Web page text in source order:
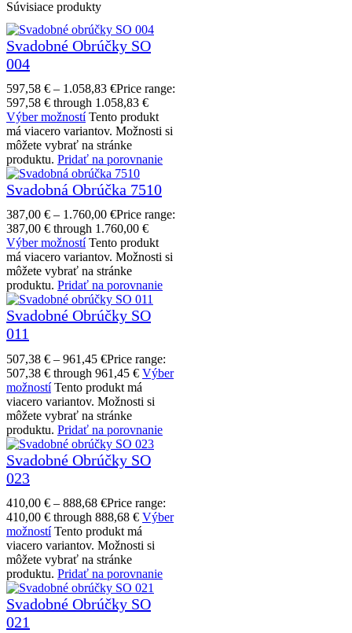
Súvisiace produkty
Svadobné Obrúčky SO
004
597,58 € – 1.058,83 €Price range:
597,58 € through 1.058,83 €
Výber možností Tento produkt
má viacero variantov. Možnosti si
môžete vybrať na stránke
produktu. Pridať na porovnanie
Svadobná Obrúčka 7510
387,00 € – 1.760,00 €Price range:
387,00 € through 1.760,00 €
Výber možností Tento produkt
má viacero variantov. Možnosti si
môžete vybrať na stránke
produktu. Pridať na porovnanie
Svadobné Obrúčky SO
011
507,38 € – 961,45 €Price range:
507,38 € through 961,45 € Výber
možností Tento produkt má
viacero variantov. Možnosti si
môžete vybrať na stránke
produktu. Pridať na porovnanie
Svadobné Obrúčky SO
023
410,00 € – 888,68 €Price range:
410,00 € through 888,68 € Výber
možností Tento produkt má
viacero variantov. Možnosti si
môžete vybrať na stránke
produktu. Pridať na porovnanie
Svadobné Obrúčky SO
021